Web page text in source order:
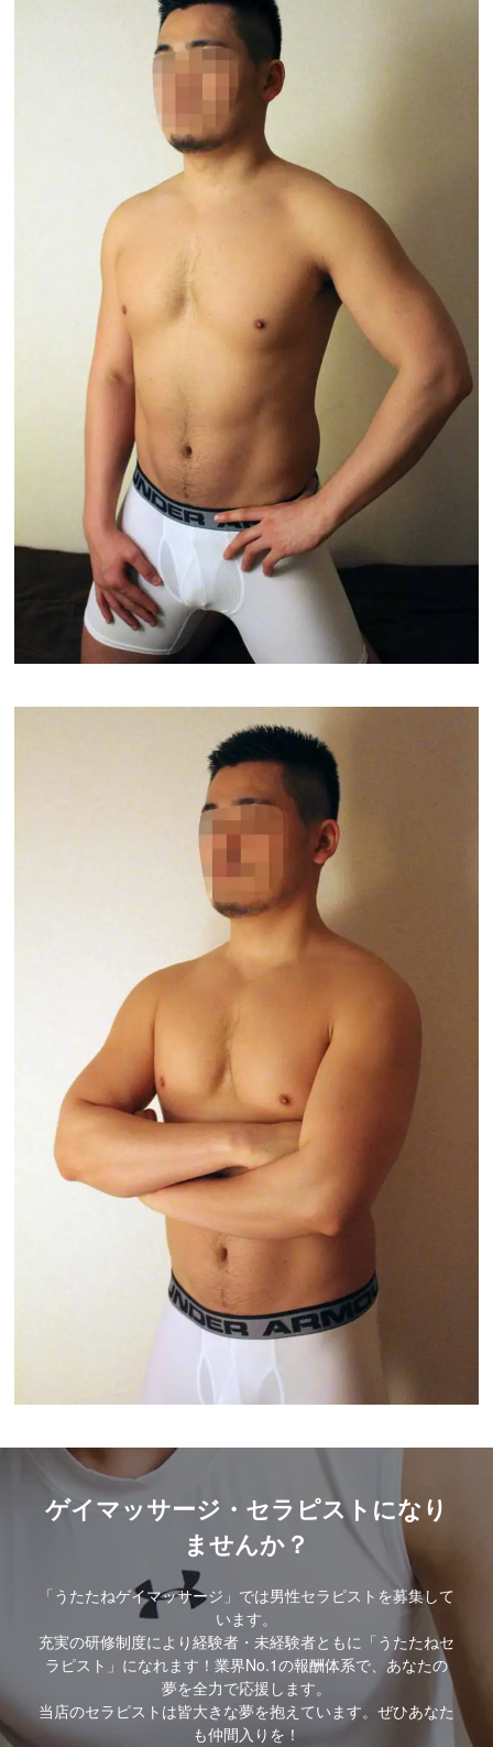
ゲイマッサージ・セラピストになり
ませんか？
「うたたねゲイマッサージ」では男性セラピストを募集して
います。
充実の研修制度により経験者・未経験者ともに「うたたねセ
ラピスト」になれます！業界No.1の報酬体系で、あなたの
夢を全力で応援します。
当店のセラピストは皆大きな夢を抱えています。ぜひあなた
も仲間入りを！